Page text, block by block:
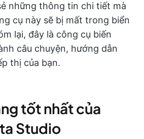
những thông tin chi tiết mà
cụ này sẽ bị mất trong biển
lại, đây là công cụ biến
câu chuyện, hướng dẫn
thị của bạn.
tốt nhất của
Studio